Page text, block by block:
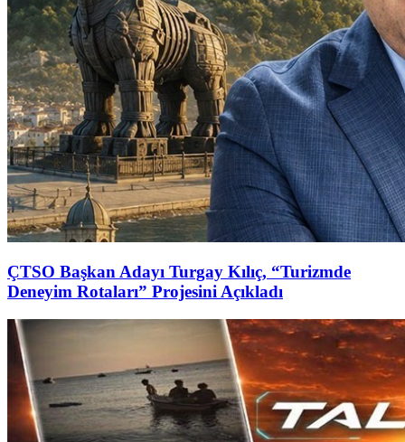
ÇTSO Başkan Adayı Turgay Kılıç, “Turizmde
Deneyim Rotaları” Projesini Açıkladı